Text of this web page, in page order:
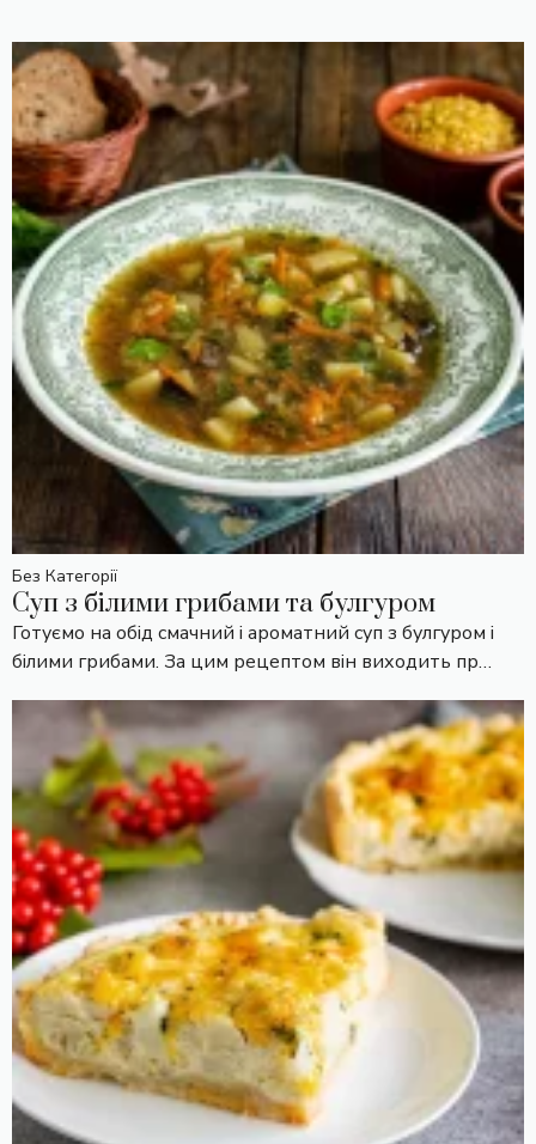
Без Категорії
Суп з білими грибами та булгуром
Готуємо на обід смачний і ароматний суп з булгуром і
білими грибами. За цим рецептом він виходить пр…